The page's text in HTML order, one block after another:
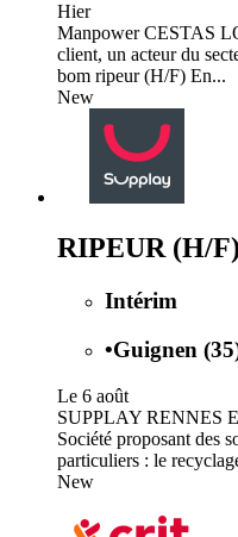
Hier
Manpower CESTAS
client, un acteur du
bom ripeur (H/F) En...
New
RIPEUR (H/F)
Intérim
•Guignen
Le 6 août
SUPPLAY RENNES
Société proposant des
particuliers : le
New